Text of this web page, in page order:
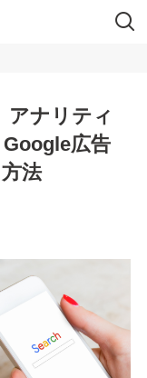
アナリティ
広告
法